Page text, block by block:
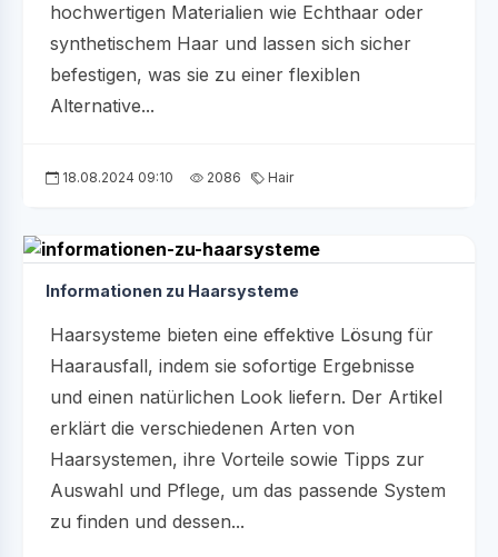
hochwertigen Materialien wie Echthaar oder
synthetischem Haar und lassen sich sicher
befestigen, was sie zu einer flexiblen
Alternative...
18.08.2024 09:10 2086 Hair
Informationen zu Haarsysteme
Haarsysteme bieten eine effektive Lösung für
Haarausfall, indem sie sofortige Ergebnisse
und einen natürlichen Look liefern. Der Artikel
erklärt die verschiedenen Arten von
Haarsystemen, ihre Vorteile sowie Tipps zur
Auswahl und Pflege, um das passende System
zu finden und dessen...